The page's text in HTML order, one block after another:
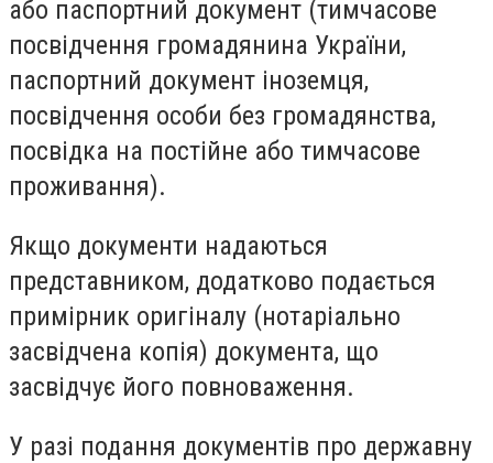
або паспортний документ (тимчасове
посвідчення громадянина України,
паспортний документ іноземця,
посвідчення особи без громадянства,
посвідка на постійне або тимчасове
проживання).
Якщо документи надаються
представником, додатково подається
примірник оригіналу (нотаріально
засвідчена копія) документа, що
засвідчує його повноваження.
У разі подання документів про державну